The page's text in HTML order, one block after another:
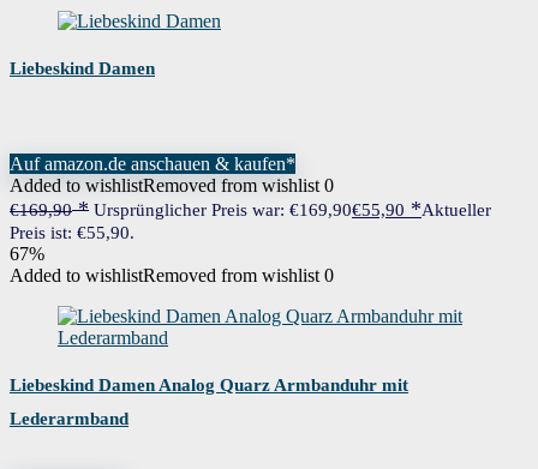
Liebeskind Damen
Auf amazon.de anschauen & kaufen*
Added to wishlistRemoved from wishlist 0
€169,90 Ursprünglicher Preis war: €169,90€55,90
Aktueller
Preis ist: €55,90.
67%
Added to wishlistRemoved from wishlist 0
Liebeskind Damen Analog Quarz Armbanduhr mit
Lederarmband